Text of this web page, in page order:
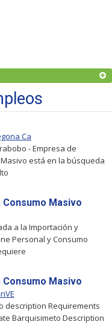
Ca
- Empresa de
está en la búsqueda
Masivo
a la Importación y
Personal y Consumo
Masivo
description Requirements
Barquisimeto Description